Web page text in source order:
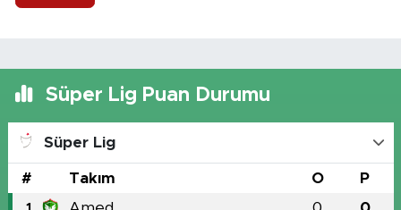
Süper Lig Puan Durumu
Süper Lig
# Takım O P